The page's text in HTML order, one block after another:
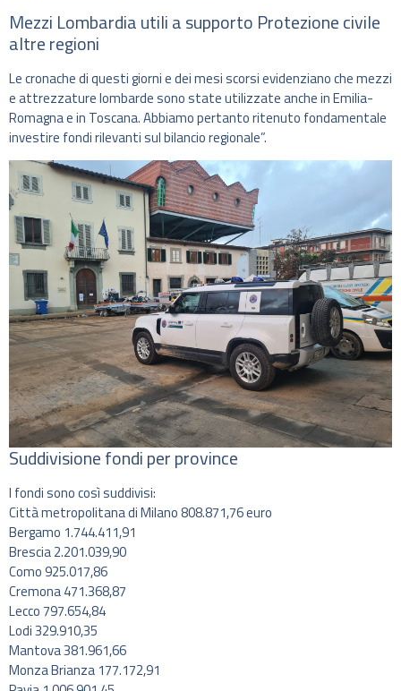
Mezzi Lombardia utili a supporto Protezione civile
altre regioni
Le cronache di questi giorni e dei mesi scorsi evidenziano che mezzi
e attrezzature lombarde sono state utilizzate anche in Emilia-
Romagna e in Toscana. Abbiamo pertanto ritenuto fondamentale
investire fondi rilevanti sul bilancio regionale”.
Suddivisione fondi per province
I fondi sono così suddivisi:
Città metropolitana di Milano 808.871,76 euro
Bergamo 1.744.411,91
Brescia 2.201.039,90
Como 925.017,86
Cremona 471.368,87
Lecco 797.654,84
Lodi 329.910,35
Mantova 381.961,66
Monza Brianza 177.172,91